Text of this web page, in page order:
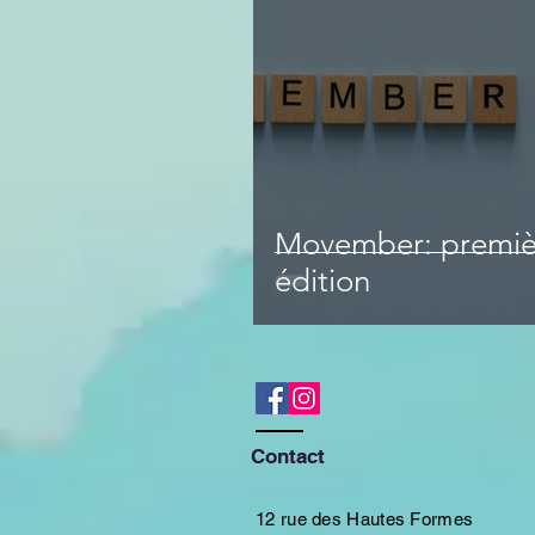
Movember:
édition
Contact
12 rue des Hautes Formes